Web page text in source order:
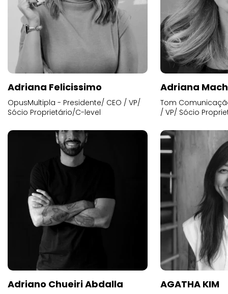
Adriana Felicissimo
OpusMultipla - Presidente/ CEO / VP/
Sócio Proprietário/C-level
Adriana
Tom
/ VP/ Sócio
Adriano Chueiri Abdalla AGATHA KIM